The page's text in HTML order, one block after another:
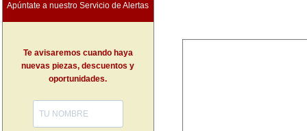
Apúntate a nuestro Servicio de Alertas
Te avisaremos cuando haya
nuevas piezas, descuentos y
oportunidades.